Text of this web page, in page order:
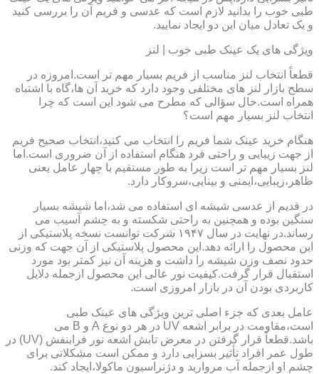
طبی خوب را بدانید لازم است که عدسی و فریم آن را بررسی کنید
و یک تعادل میان این دو ایجاد نمایید.
ویژگی های یک عینک طبی خوب | لنز
قطعاً انتخاب لنز مناسب از فریم بسیار مهم تر است.امروزه در
سطح بازار لنز های مختلفی وجود دارد که خرید آن ها،گاه با اشتباه
همراه است.حال سؤالی که مطرح می شود این است که چرا
انتخاب لنز بسیار مهم است؟
هنگام خرید عینک شما فریم را انتخاب می کنید،انتخاب صحیح فریم
از جهت زیبایی و راحتی فرد هنگام استفاده از آن ضروری است.اما
لنز بسیار مهم تر است زیرا به طور مستقیم با چهار عامل یعنی
ظاهر،زیبایی،ایمنی و بینایی،سروکار دارد.
در قدیم از عدسی شیشه ای استفاده می شد،اما شیشه بسیار
سنگین بوده و همچنین به راحتی شکسته و به چشم آسیب می
رساند.در نهایت در سال ۱۹۴۷ شرکت توانست نسخه پلاستیکی از
این محصول را ارائه دهد.این محصول پلاستیکی از آن جهت که وزنی
حدود نصف وزن شیشه را داشت و هزینه آن نیز کمتر بود مورد
استقبال قرار گرفت.کیفیت نور عالی این محصول ازجمله دلایل
کاربردی بودن آن در بازار امروزی است.
عامل بعدی که جزء اصلی ترین ویژگی های عینک طبی
است،مقاومت در برابر اشعه UV در هر دو نوع A و B می
باشد.قطعاً قرار گرفتن در معرض تابش اشعه نور فرابنفش (UV) در
طول عمر افراد تأثیر بسزایی دارد و ممکن است مشکلاتی برای
چشم او ازجمله آب مروارید و دژنراسیون ماکولا،ایجاد کند.